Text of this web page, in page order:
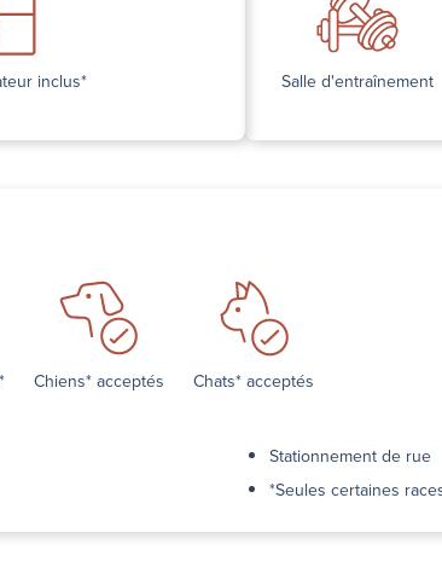
inclus* Salle d'entraînement
Chiens* acceptés Chats* acceptés
Stationnement de rue
*Seules certaines